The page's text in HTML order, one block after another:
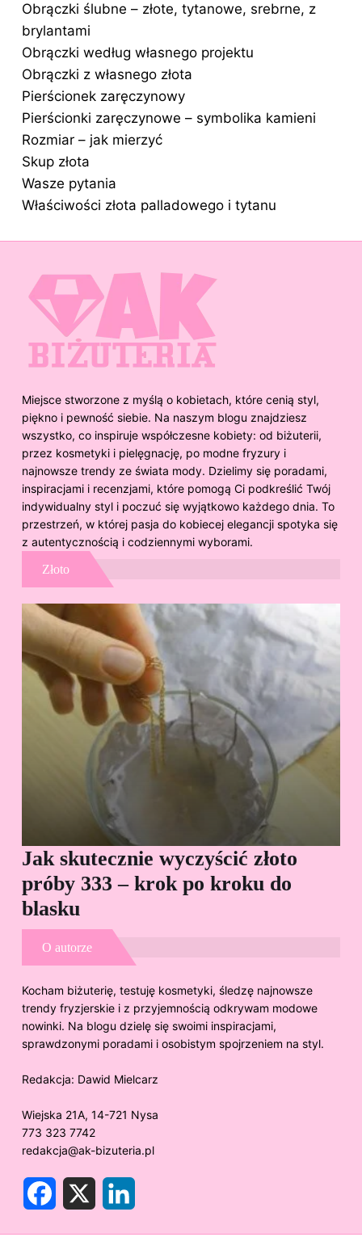
Obrączki ślubne – złote, tytanowe, srebrne, z
brylantami
Obrączki według własnego projektu
Obrączki z własnego złota
Pierścionek zaręczynowy
Pierścionki zaręczynowe – symbolika kamieni
Rozmiar – jak mierzyć
Skup złota
Wasze pytania
Właściwości złota palladowego i tytanu
Miejsce stworzone z myślą o kobietach, które cenią styl,
piękno i pewność siebie. Na naszym blogu znajdziesz
wszystko, co inspiruje współczesne kobiety: od biżuterii,
przez kosmetyki i pielęgnację, po modne fryzury i
najnowsze trendy ze świata mody. Dzielimy się poradami,
inspiracjami i recenzjami, które pomogą Ci podkreślić Twój
indywidualny styl i poczuć się wyjątkowo każdego dnia. To
przestrzeń, w której pasja do kobiecej elegancji spotyka się
z autentycznością i codziennymi wyborami.
Złoto
Jak skutecznie wyczyścić złoto
próby 333 – krok po kroku do
blasku
O autorze
Kocham biżuterię, testuję kosmetyki, śledzę najnowsze
trendy fryzjerskie i z przyjemnością odkrywam modowe
nowinki. Na blogu dzielę się swoimi inspiracjami,
sprawdzonymi poradami i osobistym spojrzeniem na styl.
Redakcja: Dawid Mielcarz
Wiejska 21A, 14-721 Nysa
773 323 7742
redakcja@ak-bizuteria.pl
b
e